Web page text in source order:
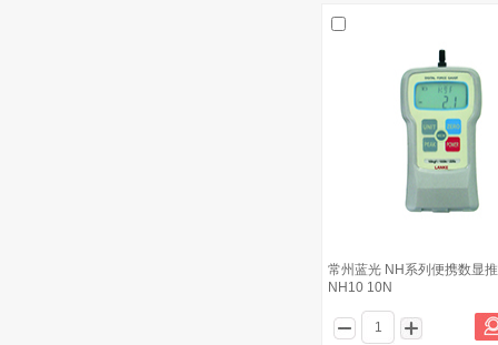
常州蓝光 NH系列便携数显
NH10 10N